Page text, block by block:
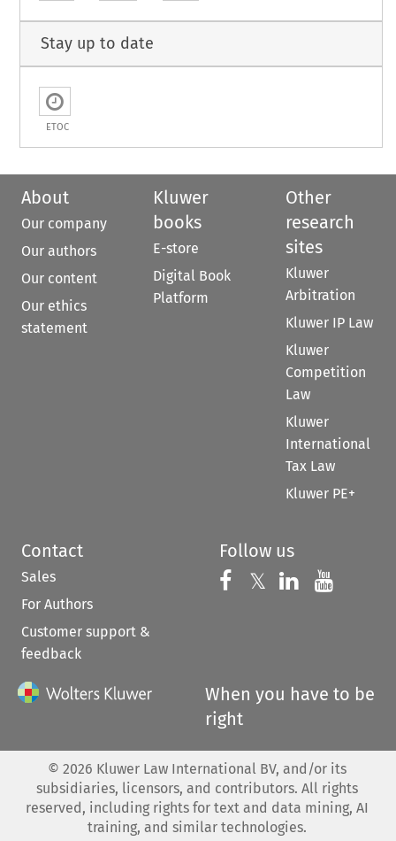
Stay up to date
ETOC
About
Our company
Our authors
Our content
Our ethics
statement
Kluwer
books
E-store
Digital Book
Platform
Other
research
sites
Kluwer
Arbitration
Kluwer IP Law
Kluwer
Competition
Law
Kluwer
International
Tax Law
Kluwer PE+
Contact
Sales
For Authors
Customer support &
feedback
Follow us
Follow us on
𝕏 Follow us on
Follow us
When you have to be
right
© 2026 Kluwer Law International BV, and/or its
subsidiaries, licensors, and contributors. All rights
reserved, including rights for text and data mining, AI
training, and similar technologies.